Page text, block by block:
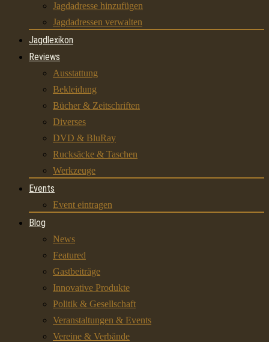
Jagdadresse hinzufügen
Jagdadressen verwalten
Jagdlexikon
Reviews
Ausstattung
Bekleidung
Bücher & Zeitschriften
Diverses
DVD & BluRay
Rucksäcke & Taschen
Werkzeuge
Events
Event eintragen
Blog
News
Featured
Gastbeiträge
Innovative Produkte
Politik & Gesellschaft
Veranstaltungen & Events
Vereine & Verbände